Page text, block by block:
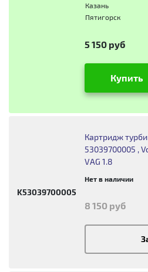
Казань
Пятигорск
5 150 руб
Купить
K53039700005
Картридж
53039700005 ,
VAG 1.8
Нет в наличии
8 150 руб